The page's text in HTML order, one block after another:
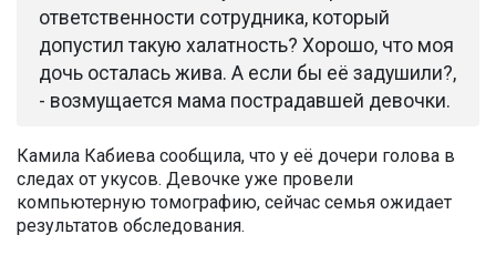
ответственности сотрудника, который
допустил такую халатность? Хорошо, что моя
дочь осталась жива. А если бы её задушили?,
- возмущается мама пострадавшей девочки.
Камила Кабиева сообщила, что у её дочери голова в
следах от укусов. Девочке уже провели
компьютерную томографию, сейчас семья ожидает
результатов обследования.